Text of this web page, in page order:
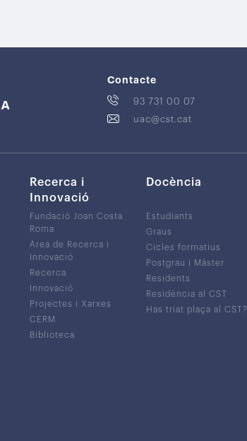
Contacte
93 731 00 07
uac@cst.cat
Recerca i
Innovació
Fundació Joan Costa
Roma
Àrea de Recerca i
Innovació
Recerca
Innovació
Projectes i Xarxes
CERM
Biblioteca
Docència
Estudiants
Graus
Cicles formatius
Postgrau i Màster
Residents
Residència al CST
Has triat plaça al CST?